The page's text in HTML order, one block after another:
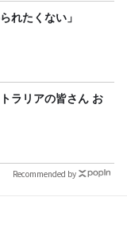
れたくない」
ラリアの皆さん お
Recommended by